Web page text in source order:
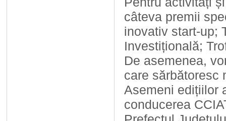
câteva premii
inovativ start-up;
Investițională;
De asemenea,
care sărbătoresc
Asemeni edițiilor
conducerea